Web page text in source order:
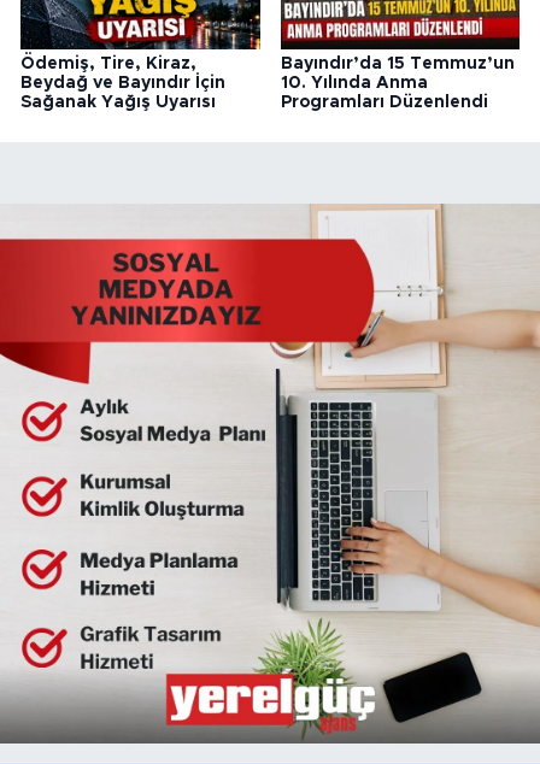
Ödemiş, Tire, Kiraz,
Beydağ ve Bayındır İçin
Sağanak Yağış Uyarısı
Bayındır’da 15 Temmuz’un
10. Yılında Anma
Programları Düzenlendi